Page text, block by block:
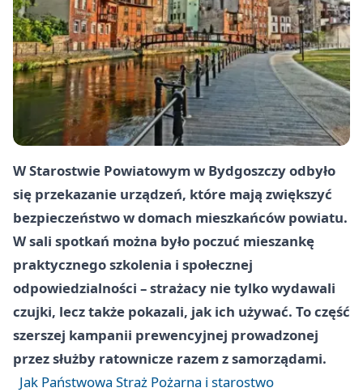
W Starostwie Powiatowym w Bydgoszczy odbyło
się przekazanie urządzeń, które mają zwiększyć
bezpieczeństwo w domach mieszkańców powiatu.
W sali spotkań można było poczuć mieszankę
praktycznego szkolenia i społecznej
odpowiedzialności – strażacy nie tylko wydawali
czujki, lecz także pokazali, jak ich używać. To część
szerszej kampanii prewencyjnej prowadzonej
przez służby ratownicze razem z samorządami.
Jak Państwowa Straż Pożarna i starostwo